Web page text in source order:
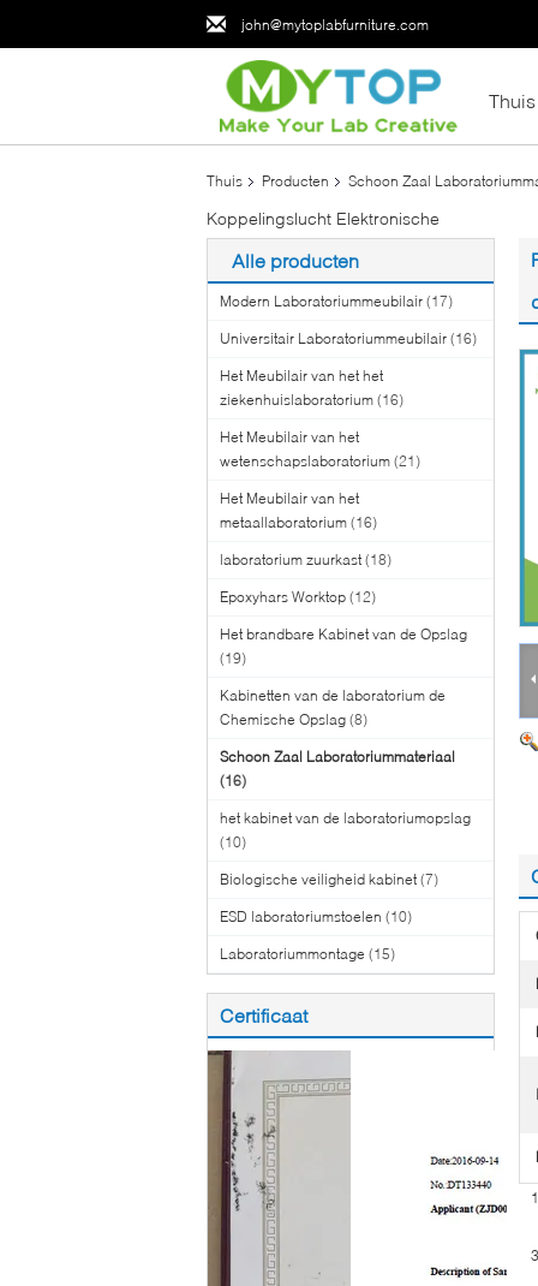
john@mytoplabfurniture.com
Thuis
Thuis Producten Schoon Zaal
Koppelingslucht Elektronische
Alle producten
Modern Laboratoriummeubilair (17)
Universitair Laboratoriummeubilair (16)
Het Meubilair van het het
ziekenhuislaboratorium (16)
Het Meubilair van het
wetenschapslaboratorium (21)
Het Meubilair van het
metaallaboratorium (16)
laboratorium zuurkast (18)
Epoxyhars Worktop (12)
Het brandbare Kabinet van de Opslag
(19)
Kabinetten van de laboratorium de
Chemische Opslag (8)
Schoon Zaal Laboratoriummateriaal
(16)
het kabinet van de laboratoriumopslag
(10)
Biologische veiligheid kabinet (7)
ESD laboratoriumstoelen (10)
Laboratoriummontage (15)
Certificaat